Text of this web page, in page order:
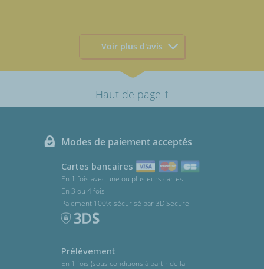
Voir plus d'avis
Haut de page ↑
Modes de paiement acceptés
Cartes bancaires
En 1 fois avec une ou plusieurs cartes
En 3 ou 4 fois
Paiement 100% sécurisé par 3D Secure
Prélèvement
En 1 fois (sous conditions à partir de la